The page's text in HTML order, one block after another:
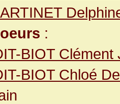
:
BIOT Clément
BIOT Chloé